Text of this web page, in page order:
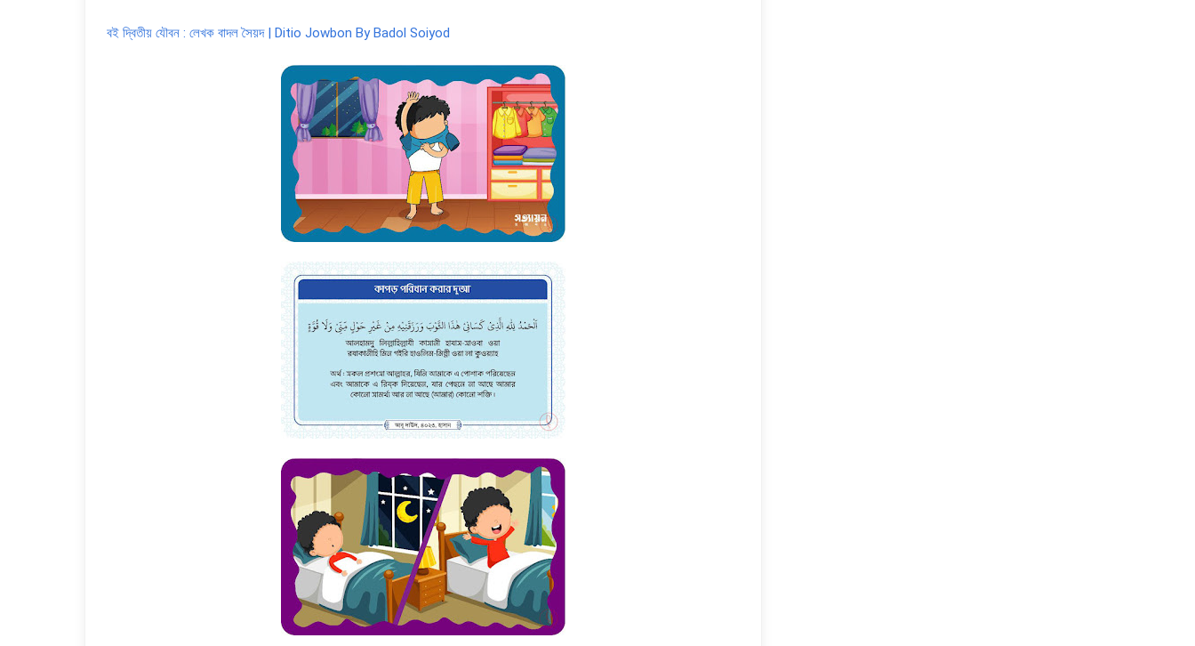
বই দ্বিতীয় যৌবন : লেখক বাদল সৈয়দ | Ditio Jowbon By Badol Soiyod